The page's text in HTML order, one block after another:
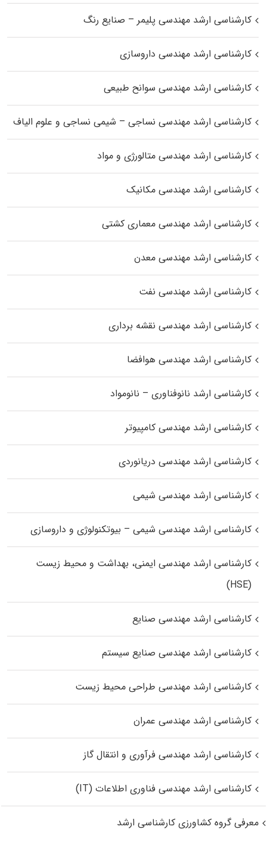
کارشناسی ارشد مهندسی پلیمر – صنایع رنگ
کارشناسی ارشد مهندسی داروسازی
کارشناسی ارشد مهندسی سوانح طبیعی
کارشناسی ارشد مهندسی نساجی – شیمی نساجی و علوم الیاف
کارشناسی ارشد مهندسی متالورژی و مواد
کارشناسی ارشد مهندسی مکانیک
کارشناسی ارشد مهندسی معماری کشتی
کارشناسی ارشد مهندسی معدن
کارشناسی ارشد مهندسی نفت
کارشناسی ارشد مهندسی نقشه برداری
کارشناسی ارشد مهندسی هوافضا
کارشناسی ارشد نانوفناوری – نانومواد
کارشناسی ارشد مهندسی کامپیوتر
کارشناسی ارشد مهندسی دریانوردی
کارشناسی ارشد مهندسی شیمی
کارشناسی ارشد مهندسی شیمی – بیوتکنولوژی و داروسازی
کارشناسی ارشد مهندسی ایمنی، بهداشت و محیط زیست
(HSE)
کارشناسی ارشد مهندسی صنایع
کارشناسی ارشد مهندسی صنایع سیستم
کارشناسی ارشد مهندسی طراحی محیط زیست
کارشناسی ارشد مهندسی عمران
کارشناسی ارشد مهندسی فرآوری و انتقال گاز
کارشناسی ارشد مهندسی فناوری اطلاعات (IT)
معرفی گروه کشاورزی کارشناسی ارشد